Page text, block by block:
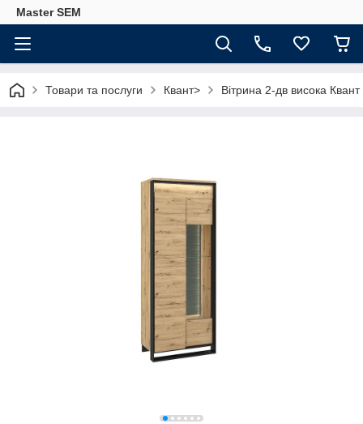
Master SEM
Товари та послуги Квант> Вітрина 2-дв висока